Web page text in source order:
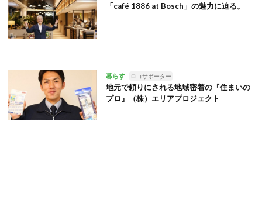
「café 1886 at Bosch」の魅力に迫る。
暮らす ロコサポーター
地元で頼りにされる地域密着の『住まいの
プロ』（株）エリアプロジェクト